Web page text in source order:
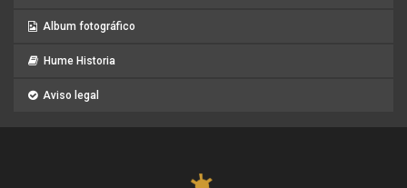
Album fotográfico
Hume Historia
Aviso legal